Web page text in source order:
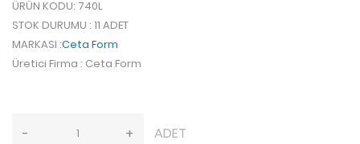
ÜRÜN KODU: 740L
STOK DURUMU : 11 ADET
MARKASI :Ceta Form
Üretici Firma : Ceta Form
- + ADET